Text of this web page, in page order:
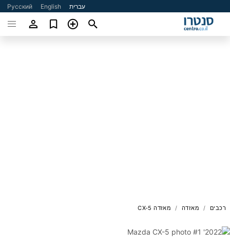
עברית English
Русский
רכבים מאזדה מאזדה CX-5